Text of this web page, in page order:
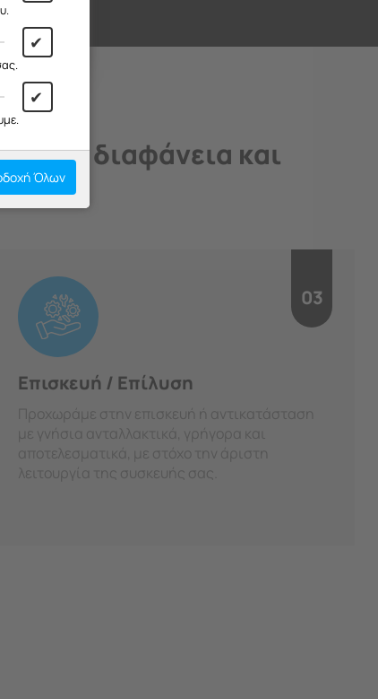
με διαφάνεια και
03
Επισκευή / Επίλυση
Προχωράμε στην επισκευή ή αντικατάσταση
με γνήσια ανταλλακτικά, γρήγορα και
αποτελεσματικά, με στόχο την άριστη
λειτουργία της συσκευής σας.
✔
✔
Όλων